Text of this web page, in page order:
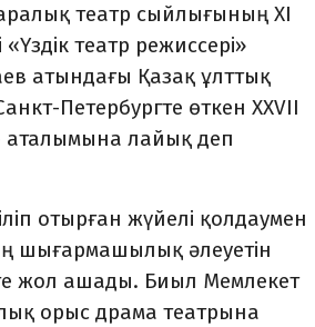
театр сыйлығының XI
театр режиссері»
атындағы Қазақ ұлттық
Петербургте өткен XXVII
аталымына лайық деп
отырған жүйелі қолдаумен
шығармашылық әлеуетін
жол ашады. Биыл Мемлекет
орыс драма театрына